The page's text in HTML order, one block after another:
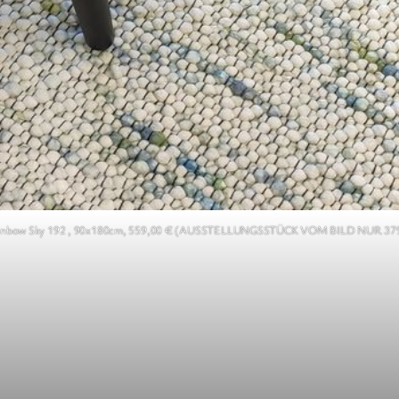
Sky 192 , 90x180cm, 559,00 € (AUSSTELLUNGSSTÜCK VOM BILD NUR